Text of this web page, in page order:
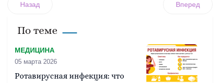
Назад Вперед
По теме
МЕДИЦИНА
05 марта 2026
Ротавирусная инфекция: что